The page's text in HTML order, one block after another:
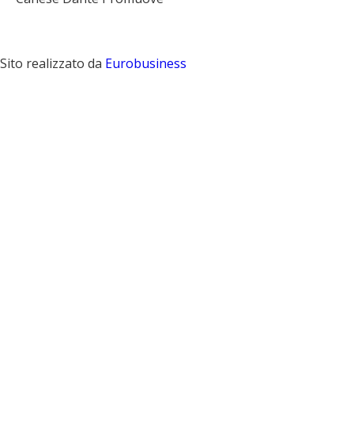
Sito realizzato da Eurobusiness